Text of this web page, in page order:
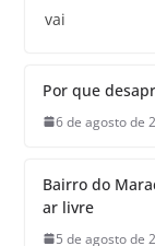
vai
Por que
6 de agosto de
Bairro do
ar livre
5 de agosto de